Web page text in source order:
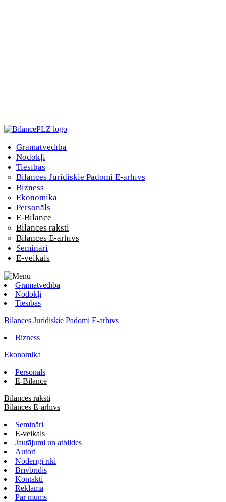
Grāmatvedība
Nodokļi
Tiesības
Bilances Juridiskie Padomi E-arhīvs
Bizness
Ekonomika
Personāls
E-Bilance
Bilances raksti
Bilances E-arhīvs
Semināri
E-veikals
Grāmatvedība
Nodokļi
Tiesības
Bilances Juridiskie Padomi E-arhīvs
Bizness
Ekonomika
Personāls
E-Bilance
Bilances raksti
Bilances E-arhīvs
Semināri
E-veikals
Jautājumi un atbildes
Autori
Noderīgi rīki
Brīvbrīdis
Kontakti
Reklāma
Par mums